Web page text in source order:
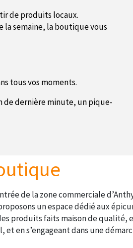
de produits locaux.
la semaine, la boutique vous
tous vos moments.
de dernière minute, un pique-
de la zone commerciale
un espace dédié aux
produits faits maison de qualité,
et en s’engageant dans une